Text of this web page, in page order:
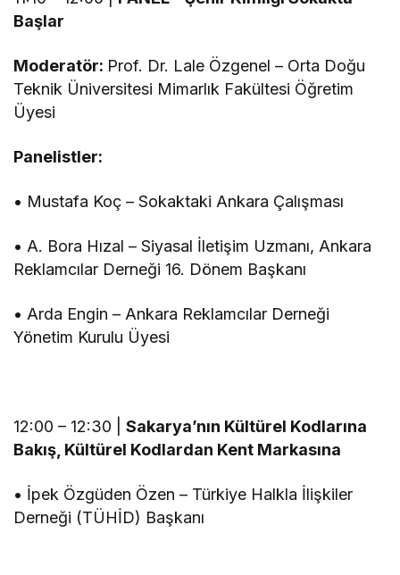
Başlar
Moderatör: Prof. Dr. Lale Özgenel – Orta Doğu
Teknik Üniversitesi Mimarlık Fakültesi Öğretim
Üyesi
Panelistler:
• Mustafa Koç – Sokaktaki Ankara Çalışması
• A. Bora Hızal – Siyasal İletişim Uzmanı, Ankara
Reklamcılar Derneği 16. Dönem Başkanı
• Arda Engin – Ankara Reklamcılar Derneği
Yönetim Kurulu Üyesi
12:00 – 12:30 |Sakarya’nın Kültürel Kodlarına
Bakış, Kültürel Kodlardan Kent Markasına
• İpek Özgüden Özen – Türkiye Halkla İlişkiler
Derneği (TÜHİD) Başkanı